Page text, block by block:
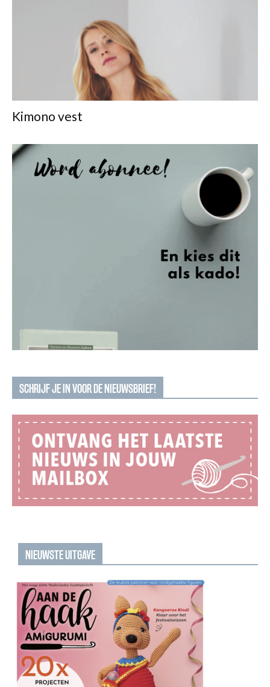
Kimono vest
SCHRIJF JE IN VOOR DE NIEUWSBRIEF!
NIEUWSTE UITGAVE